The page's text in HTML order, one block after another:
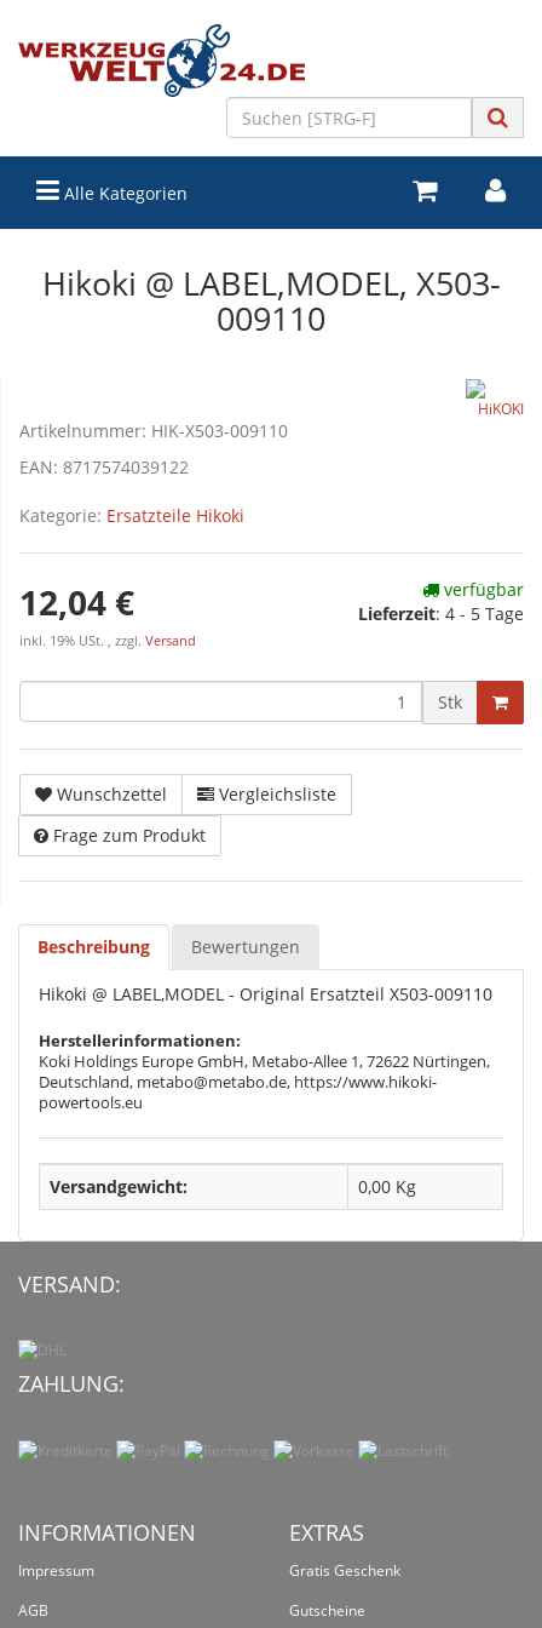
Alle Kategorien
Hikoki @ LABEL,MODEL, X503-
009110
Artikelnummer: HIK-X503-009110
EAN: 8717574039122
Kategorie: Ersatzteile Hikoki
12,04 €
inkl. 19% USt. , zzgl. Versand
verfügbar
Lieferzeit: 4 - 5 Tage
Stk
Wunschzettel
Vergleichsliste
Frage zum Produkt
Beschreibung Bewertungen
Hikoki @ LABEL,MODEL - Original Ersatzteil X503-009110
Herstellerinformationen:
Koki Holdings Europe GmbH, Metabo-Allee 1, 72622 Nürtingen,
Deutschland, metabo@metabo.de, https://www.hikoki-
powertools.eu
Versandgewicht: 0,00 Kg
VERSAND:
ZAHLUNG:
INFORMATIONEN
Impressum
AGB
EXTRAS
Gratis Geschenk
Gutscheine